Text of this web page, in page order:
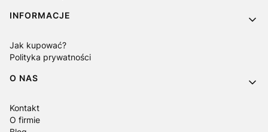
INFORMACJE
Jak kupować?
Polityka prywatności
O NAS
Kontakt
O firmie